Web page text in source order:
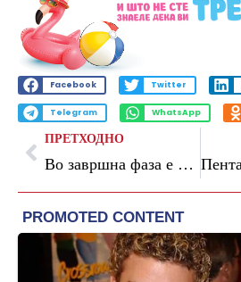
Facebook Twitter
Telegram WhatsApp
ПРЕТХОДНО
Во завршна фаза е изградбата на боксерската сала во Битола